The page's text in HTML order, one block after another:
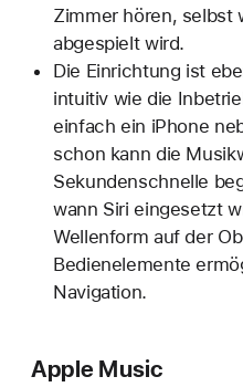
Zimmer hören, selbst
abgespielt wird.
Die Einrichtung ist
intuitiv wie die
einfach ein iPhone
schon kann die
Sekundenschnelle
wann Siri eingesetzt
Wellenform auf der
Bedienelemente
Navigation.
Apple Music